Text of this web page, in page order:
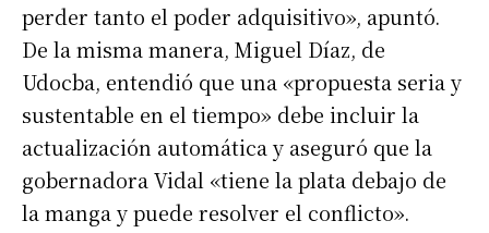
perder tanto el poder adquisitivo», apuntó.
De la misma manera, Miguel Díaz, de
Udocba, entendió que una «propuesta seria y
sustentable en el tiempo» debe incluir la
actualización automática y aseguró que la
gobernadora Vidal «tiene la plata debajo de
la manga y puede resolver el conflicto».